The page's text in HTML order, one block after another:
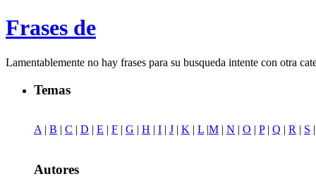
Frases de
Lamentablemente no hay frases para su busqueda intente con otra
Temas
A | B | C | D | E | F | G | H | I | J | K | L |M | N | O | P| Q | R | S
Autores